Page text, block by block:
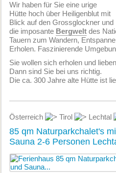
Wir haben für Sie eine urige
Hütte hoch über Heiligenblut mit
Blick auf den Grossglockner und
die imposante Bergwelt des
Tauern zum Wandern,
Erholen. Faszinierende
Sie wollen sich erholen und
Dann sind Sie bei uns richtig.
Die ca. 300 Jahre alte Hütte ist
Österreich Tirol Lechtal
85 qm Naturparkchalet's
Sauna 2-6 Personen